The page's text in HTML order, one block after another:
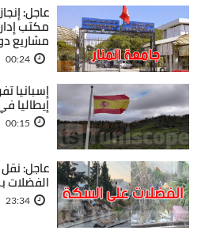
عاجل:
مشاريع
00:24
إسبانيا
إيطاليا
00:15
عاجل:
الفضلات
23:34